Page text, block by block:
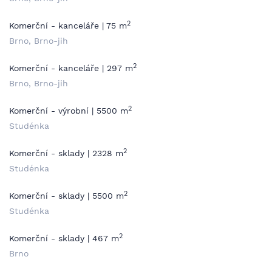
Komerční - kanceláře | 75 m2
Brno, Brno-jih
Komerční - kanceláře | 297 m2
Brno, Brno-jih
Komerční - výrobní | 5500 m2
Studénka
Komerční - sklady | 2328 m2
Studénka
Komerční - sklady | 5500 m2
Studénka
Komerční - sklady | 467 m2
Brno